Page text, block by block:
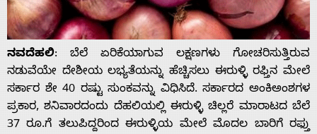
ನವದೆಹಲಿ: ಬೆಲೆ ಏರಿಕೆಯಾಗುವ ಲಕ್ಷಣಗಳು ಗೋಚರಿಸುತ್ತಿರುವ
ನಡುವೆಯೇ ದೇಶೀಯ ಲಭ್ಯತೆಯನ್ನು ಹೆಚ್ಚಿಸಲು ಈರುಳ್ಳಿ ರಫ್ತಿನ ಮೇಲೆ
ಸರ್ಕಾರ ಶೇ 40 ರಷ್ಟು ಸುಂಕವನ್ನು ವಿಧಿಸಿದೆ. ಸರ್ಕಾರದ ಅಂಕಿಅಂಶಗಳ
ಪ್ರಕಾರ, ಶನಿವಾರದಂದು ದೆಹಲಿಯಲ್ಲಿ ಈರುಳ್ಳಿ ಚಿಲ್ಲರೆ ಮಾರಾಟದ ಬೆಲೆ
37 ರೂ.ಗೆ ತಲುಪಿದ್ದರಿಂದ ಈರುಳ್ಳಿಯ ಮೇಲೆ ಮೊದಲ ಬಾರಿಗೆ ರಫ್ತು